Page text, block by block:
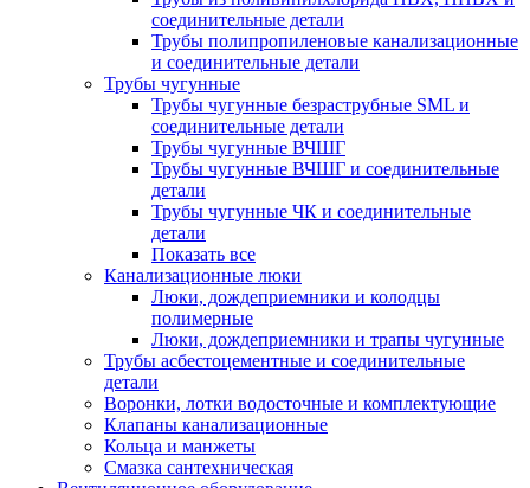
соединительные детали
Трубы полипропиленовые канализационные
и соединительные детали
Трубы чугунные
Трубы чугунные безраструбные SML и
соединительные детали
Трубы чугунные ВЧШГ
Трубы чугунные ВЧШГ и соединительные
детали
Трубы чугунные ЧК и соединительные
детали
Показать все
Канализационные люки
Люки, дождеприемники и колодцы
полимерные
Люки, дождеприемники и трапы чугунные
Трубы асбестоцементные и соединительные
детали
Воронки, лотки водосточные и комплектующие
Клапаны канализационные
Кольца и манжеты
Смазка сантехническая